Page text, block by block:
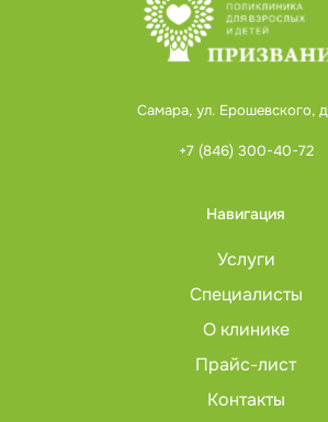
Самара, ул. Ерошевского,
+7 (846) 300-40-72
Навигация
Услуги
Специалисты
О клинике
Прайс-лист
Контакты